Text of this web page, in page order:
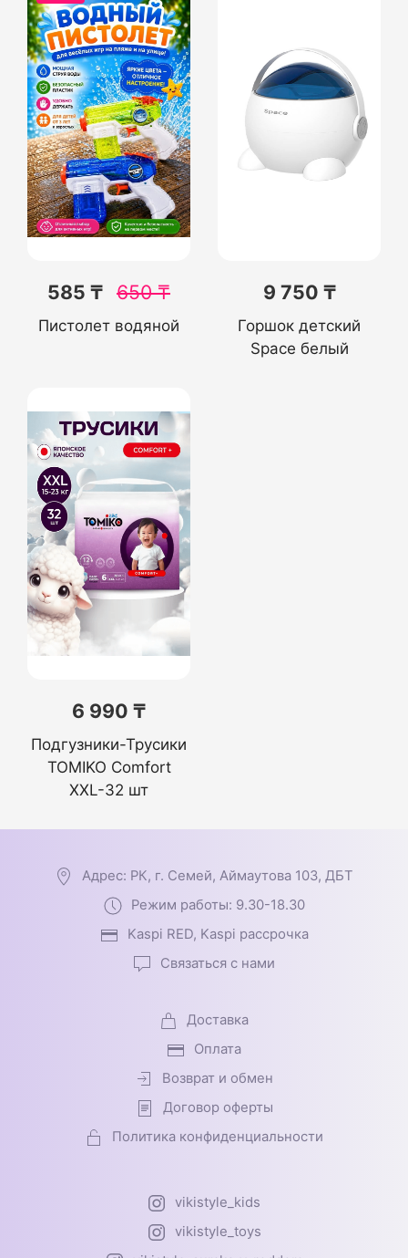
585 ₸ 650₸
Пистолет водяной
9 750 ₸
Горшок детский
Space белый
6 990 ₸
Подгузники-Трусики
TOMIKO Comfort
XXL-32 шт
Адрес: РК, г. Семей, Аймаутова 103, ДБТ
Режим работы: 9.30-18.30
Kaspi RED, Kaspi рассрочка
Связаться с нами
Доставка
Оплата
Возврат и обмен
Договор оферты
Политика конфиденциальности
vikistyle_kids
vikistyle_toys